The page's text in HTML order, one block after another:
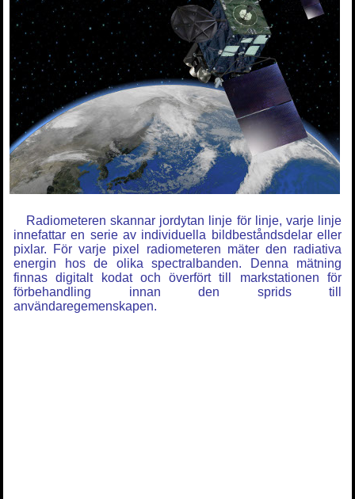
Radiometeren skannar jordytan linje för linje, varje linje
innefattar en serie av individuella bildbeståndsdelar eller
pixlar. För varje pixel radiometeren mäter den radiativa
energin hos de olika spectralbanden. Denna mätning
finnas digitalt kodat och överfört till markstationen för
förbehandling innan den sprids till
användaregemenskapen.